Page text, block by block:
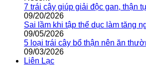
7 trái cây giúp giải độc gan, thận
09/20/2026
Sai lầm khi tập thể dục làm tăng
09/05/2026
5 loại trái cây bổ thận nên ăn
09/03/2026
Liên Lạc